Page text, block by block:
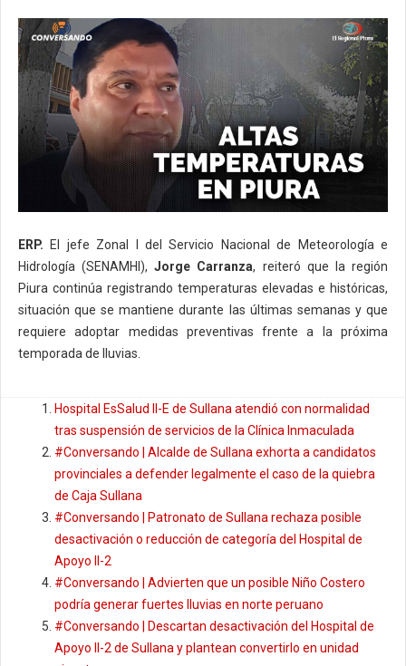
ERP. El jefe Zonal I del Servicio Nacional de Meteorología e
Hidrología (SENAMHI), Jorge Carranza, reiteró que la región
Piura continúa registrando temperaturas elevadas e históricas,
situación que se mantiene durante las últimas semanas y que
requiere adoptar medidas preventivas frente a la próxima
temporada de lluvias.
Hospital EsSalud II-E de Sullana atendió con normalidad
tras suspensión de servicios de la Clínica Inmaculada
#Conversando | Alcalde de Sullana exhorta a candidatos
provinciales a defender legalmente el caso de la quiebra
de Caja Sullana
#Conversando | Patronato de Sullana rechaza posible
desactivación o reducción de categoría del Hospital de
Apoyo II-2
#Conversando | Advierten que un posible Niño Costero
podría generar fuertes lluvias en norte peruano
#Conversando | Descartan desactivación del Hospital de
Apoyo II-2 de Sullana y plantean convertirlo en unidad